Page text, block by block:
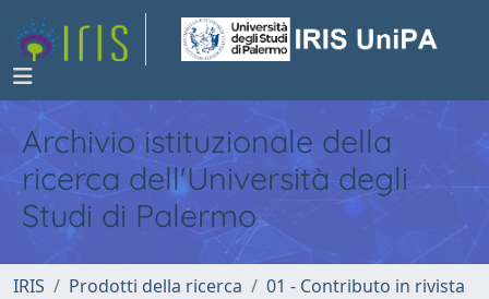
Archivio istituzionale della
ricerca dell'Università degli
Studi di Palermo
IRIS Prodotti della ricerca
01 - Contributo in rivista